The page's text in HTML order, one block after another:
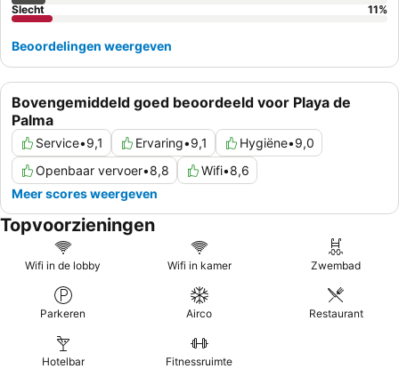
Bovengemiddeld goed beoordeeld voor Playa de
Palma
Service•9,1 Ervaring•9,1 Hygiëne•9,0
Openbaar vervoer•8,8 Wifi•8,6
Meer scores weergeven
Slecht
11%
Beoordelingen weergeven
Topvoorzieningen
Wifi in de lobby Wifi in kamer Zwembad
Parkeren Airco Restaurant
Hotelbar Fitnessruimte